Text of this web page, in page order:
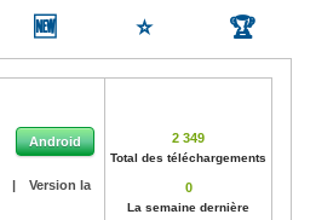
🆕 ⭐ 🏆
Android
|
Version la
2 349
Total des téléchargements
0
La semaine dernière